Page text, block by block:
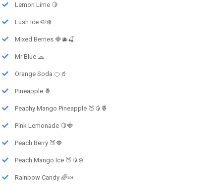
Lemon Lime 🍋
Lush Ice 🍉❄️
Mixed Berries 🍓🫐🍒
Mr Blue 🧢
Orange Soda 🍊🥤
Pineapple 🍍
Peachy Mango Pineapple 🍑🥭🍍
Pink Lemonade 🍋🍓
Peach Berry 🍑🍓
Peach Mango Ice 🍑🥭❄️
Rainbow Candy 🌈🍬